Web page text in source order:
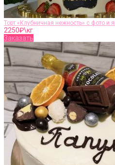
Торт «Клубничная нежность» с фото и
2250₽\кг
Заказать